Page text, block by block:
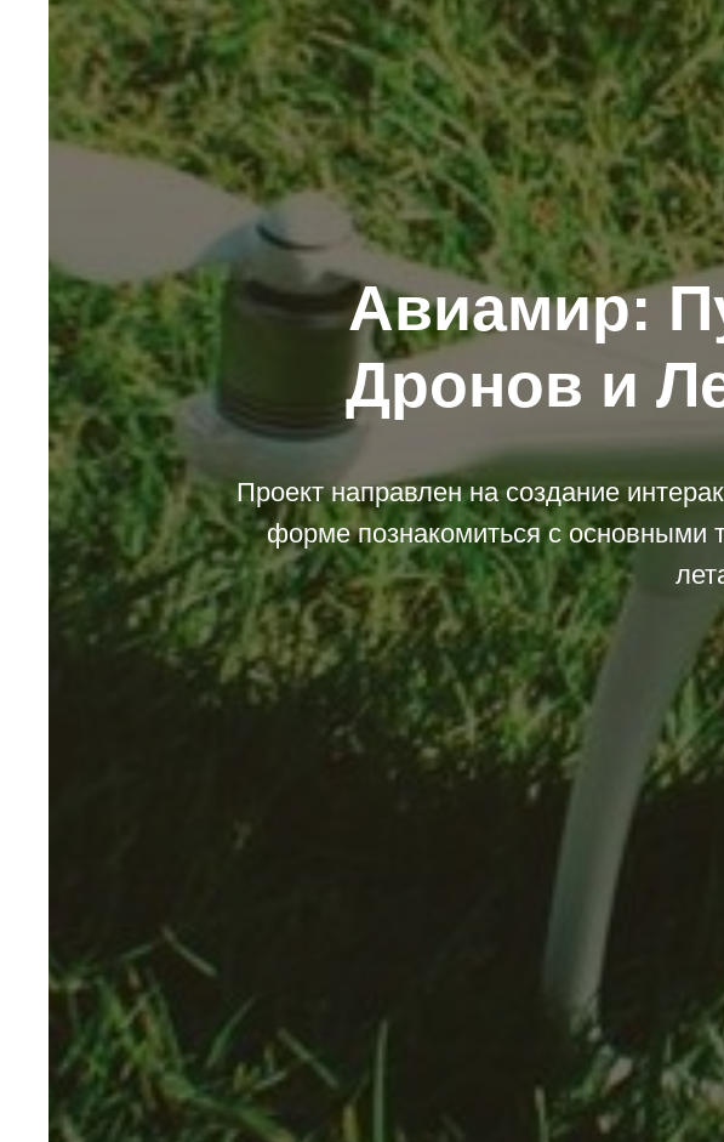
Авиамир:
Дронов и
Проект направлен на создание
форме познакомиться с основными